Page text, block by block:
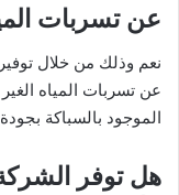
عن تسربات
نعم وذلك من خلال
عن تسربات المياه
الموجود بالسباكة
هل توفر